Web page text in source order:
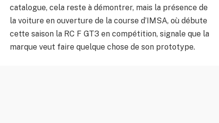
catalogue, cela reste à démontrer, mais la présence de
la voiture en ouverture de la course d’IMSA, où débute
cette saison la RC F GT3 en compétition, signale que la
marque veut faire quelque chose de son prototype.